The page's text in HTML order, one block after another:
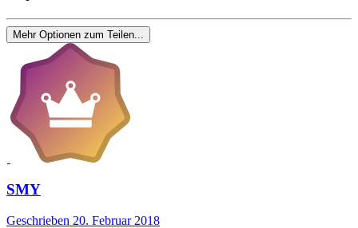
Mehr Optionen zum Teilen...
SMY
Geschrieben 20. Februar 2018